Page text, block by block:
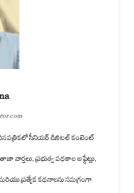
దినపత్రికలో సీనియర్ డిజిటల్ కంటెంట్
వార్తలు, ప్రభుత్వ పథకాల అప్డేట్లు,
ప్రత్యేక కథనాలను సమగ్రంగా